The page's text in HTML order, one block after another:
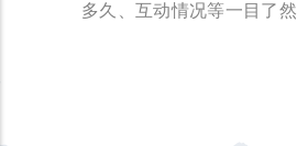
多久、互动情况等一目了然